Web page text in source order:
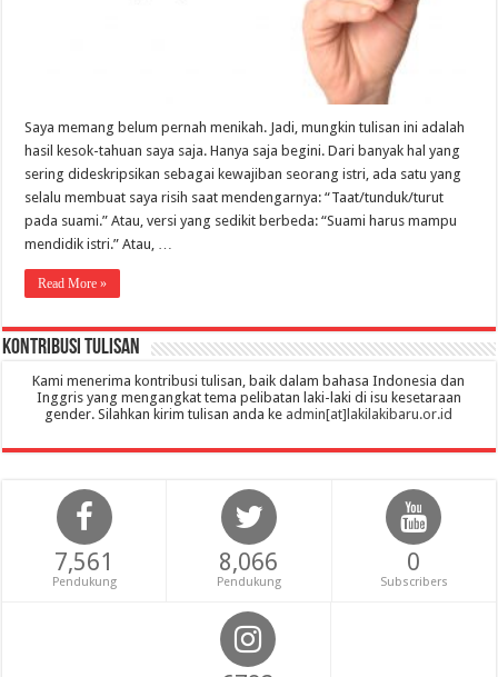
Saya memang belum pernah menikah. Jadi, mungkin tulisan ini adalah
hasil kesok-tahuan saya saja. Hanya saja begini. Dari banyak hal yang
sering dideskripsikan sebagai kewajiban seorang istri, ada satu yang
selalu membuat saya risih saat mendengarnya: “Taat/tunduk/turut
pada suami.” Atau, versi yang sedikit berbeda: “Suami harus mampu
mendidik istri.” Atau, …
Read More »
Kontribusi Tulisan
Kami menerima kontribusi tulisan, baik dalam bahasa Indonesia dan
Inggris yang mengangkat tema pelibatan laki-laki di isu kesetaraan
gender. Silahkan kirim tulisan anda ke admin[at]lakilakibaru.or.id
7,561
Pendukung
8,066
Pendukung
0
Subscribers